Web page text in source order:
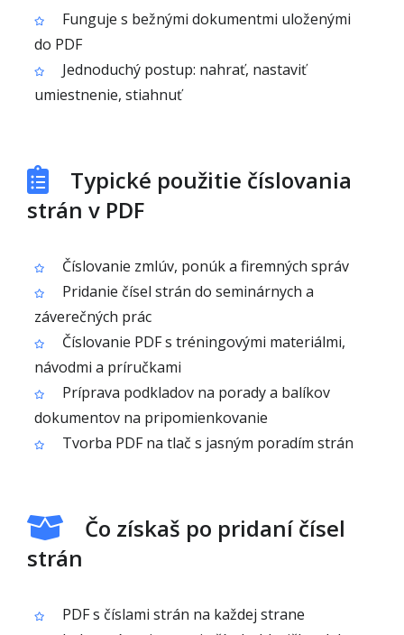
Funguje s bežnými dokumentmi uloženými
do PDF
Jednoduchý postup: nahrať, nastaviť
umiestnenie, stiahnuť
Typické použitie číslovania
strán v PDF
Číslovanie zmlúv, ponúk a firemných správ
Pridanie čísel strán do seminárnych a
záverečných prác
Číslovanie PDF s tréningovými materiálmi,
návodmi a príručkami
Príprava podkladov na porady a balíkov
dokumentov na pripomienkovanie
Tvorba PDF na tlač s jasným poradím strán
Čo získaš po pridaní čísel
strán
PDF s číslami strán na každej strane